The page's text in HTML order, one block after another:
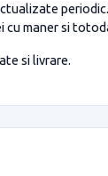
cu maner si
si livrare.